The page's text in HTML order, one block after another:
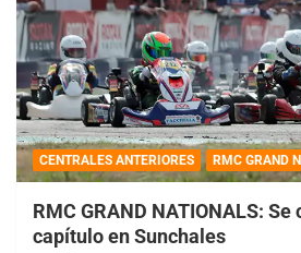
CENTRALES ANTERIORES RMC GRAND
RMC GRAND NATIONALS:
capítulo en Sunchales